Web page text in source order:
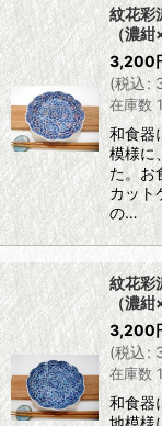
紋花彩
（濃
3,200
(税込:
在庫数
和食器
模様に
た。お
カット
の…
紋花彩
（濃
3,200
(税込:
在庫数
和食器
地模様